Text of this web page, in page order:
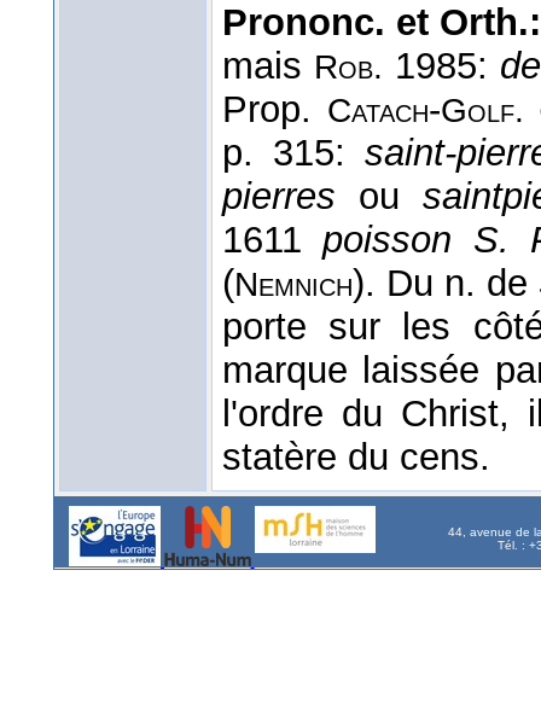
Prononc. et Orth.:
mais Rob. 1985:
Prop. Catach-Golf.
p. 315: saint-
pierres ou
1611poisson S.
(Nemnich). Du n. de
porte sur les
marque laissée
l'ordre du Christ,
statère du cens.
44, avenue de
Tél. :